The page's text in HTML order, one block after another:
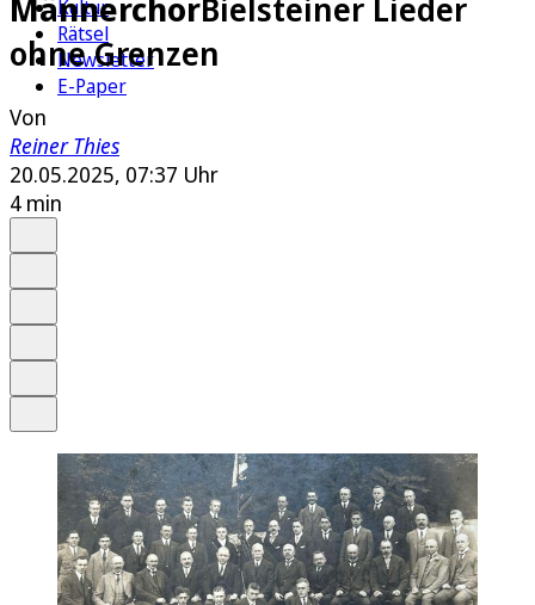
Kultur
Rätsel
Newsletter
E-Paper
MännerchorBielsteiner Lieder
ohne Grenzen
Von
Reiner Thies
20.05.2025, 07:37 Uhr
4 min